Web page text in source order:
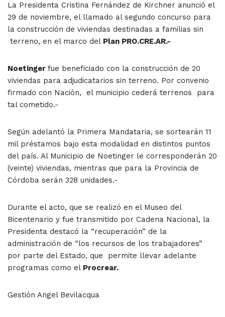
La Presidenta Cristina Fernández de Kirchner anunció el
29 de noviembre, el llamado al segundo concurso para
la construcción de viviendas destinadas a familias sin
terreno, en el marco del Plan PRO.CRE.AR.-
Noetinger fue beneficiado con la construcción de 20
viviendas para adjudicatarios sin terreno. Por convenio
firmado con Nación, el municipio cederá terrenos para
tal cometido.-
Según adelantó la Primera Mandataria, se sortearán 11
mil préstamos bajo esta modalidad en distintos puntos
del país. Al Municipio de Noetinger le corresponderán 20
(veinte) viviendas, mientras que para la Provincia de
Córdoba serán 328 unidades.-
Durante el acto, que se realizó en el Museo del
Bicentenario y fue transmitido por Cadena Nacional, la
Presidenta destacó la “recuperación” de la
administración de “los recursos de los trabajadores”
por parte del Estado, que permite llevar adelante
programas como el Procrear.
Gestión Angel Bevilacqua